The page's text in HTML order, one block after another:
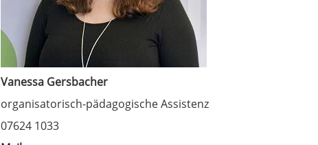
Vanessa Gersbacher
organisatorisch-pädagogische Assistenz
07624 1033